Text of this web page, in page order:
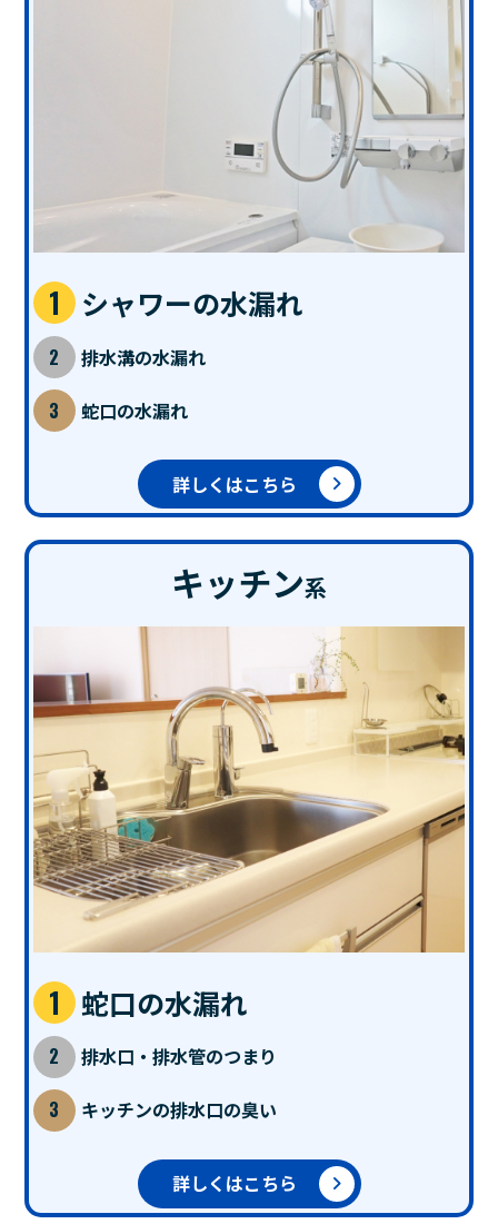
シャワーの水漏れ
排水溝の水漏れ
蛇口の水漏れ
詳しくはこちら
キッチン系
蛇口の水漏れ
排水口・排水管のつまり
キッチンの排水口の臭い
詳しくはこちら